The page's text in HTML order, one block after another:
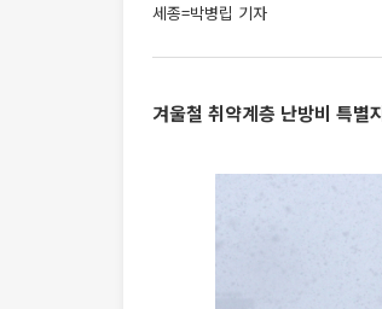
세종=박병립 기자
겨울철 취약계층 난방비 특별